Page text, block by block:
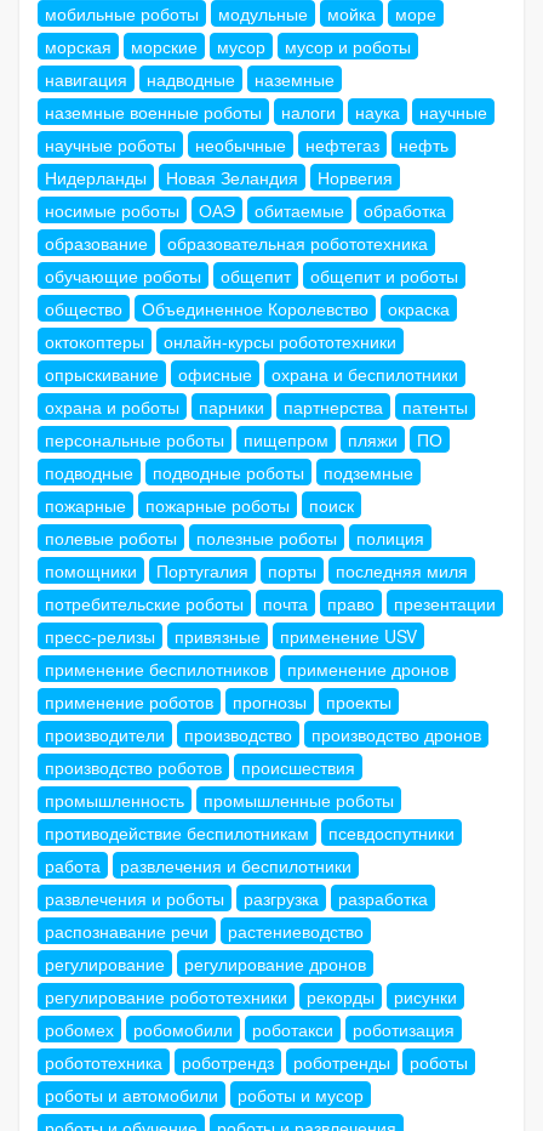
мобильные роботы
модульные мойка
море
морская
морские мусор
мусор и роботы
навигация
надводные
наземные
наземные военные роботы
налоги наука
научные
научные роботы
необычные нефтегаз
нефть
Нидерланды
Новая Зеландия
Норвегия
носимые роботы
ОАЭ обитаемые
обработка
образование
образовательная робототехника
обучающие роботы
общепит
общепит и роботы
общество
Объединенное Королевство
окраска
октокоптеры
онлайн-курсы робототехники
опрыскивание
офисные
охрана и беспилотники
охрана и роботы
парники партнерства
патенты
персональные роботы
пищепром пляжи
ПО
подводные
подводные роботы
подземные
пожарные
пожарные роботы
поиск
полевые роботы
полезные роботы
полиция
помощники
Португалия порты
последняя миля
потребительские роботы
почта право
презентации
пресс-релизы
привязные
применение USV
применение беспилотников
применение дронов
применение роботов
прогнозы
проекты
производители
производство
производство дронов
производство роботов
происшествия
промышленность
промышленные роботы
противодействие беспилотникам
псевдоспутники
работа
развлечения и беспилотники
развлечения и роботы
разгрузка
разработка
распознавание речи
растениеводство
регулирование
регулирование дронов
регулирование робототехники
рекорды
рисунки
робомех
робомобили роботакси
роботизация
робототехника
роботрендз роботренды
роботы
роботы и автомобили
роботы и мусор